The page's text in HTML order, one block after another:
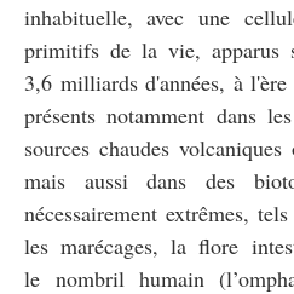
inhabituelle, avec une
primitifs de la vie,
3,6 milliards d'années, à
présents notamment dans
sources chaudes
mais aussi dans des
nécessairement extrêmes,
les marécages, la flore
le nombril humain